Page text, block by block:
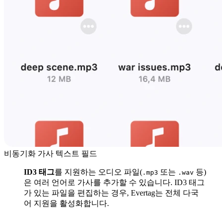
비동기화 가사 텍스트 필드
ID3 태그를 지원하는 오디오 파일( .mp3 또는 .wav 등)
은 여러 언어로 가사를 추가할 수 있습니다. ID3 태그
가 있는 파일을 편집하는 경우, Evertag는 전체 다국
어 지원을 활성화합니다.